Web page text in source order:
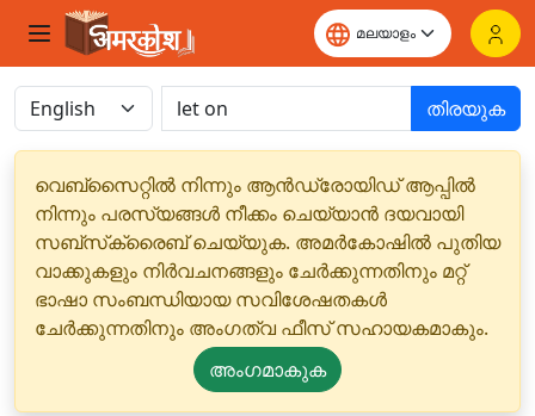
തിരയുക
വെബ്‌സൈറ്റിൽ നിന്നും ആൻഡ്രോയിഡ് ആപ്പിൽ
നിന്നും പരസ്യങ്ങൾ നീക്കം ചെയ്യാൻ ദയവായി
സബ്‌സ്‌ക്രൈബ് ചെയ്യുക. അമർകോഷിൽ പുതിയ
വാക്കുകളും നിർവചനങ്ങളും ചേർക്കുന്നതിനും മറ്റ്
ഭാഷാ സംബന്ധിയായ സവിശേഷതകൾ
ചേർക്കുന്നതിനും അംഗത്വ ഫീസ് സഹായകമാകും.
അംഗമാകുക